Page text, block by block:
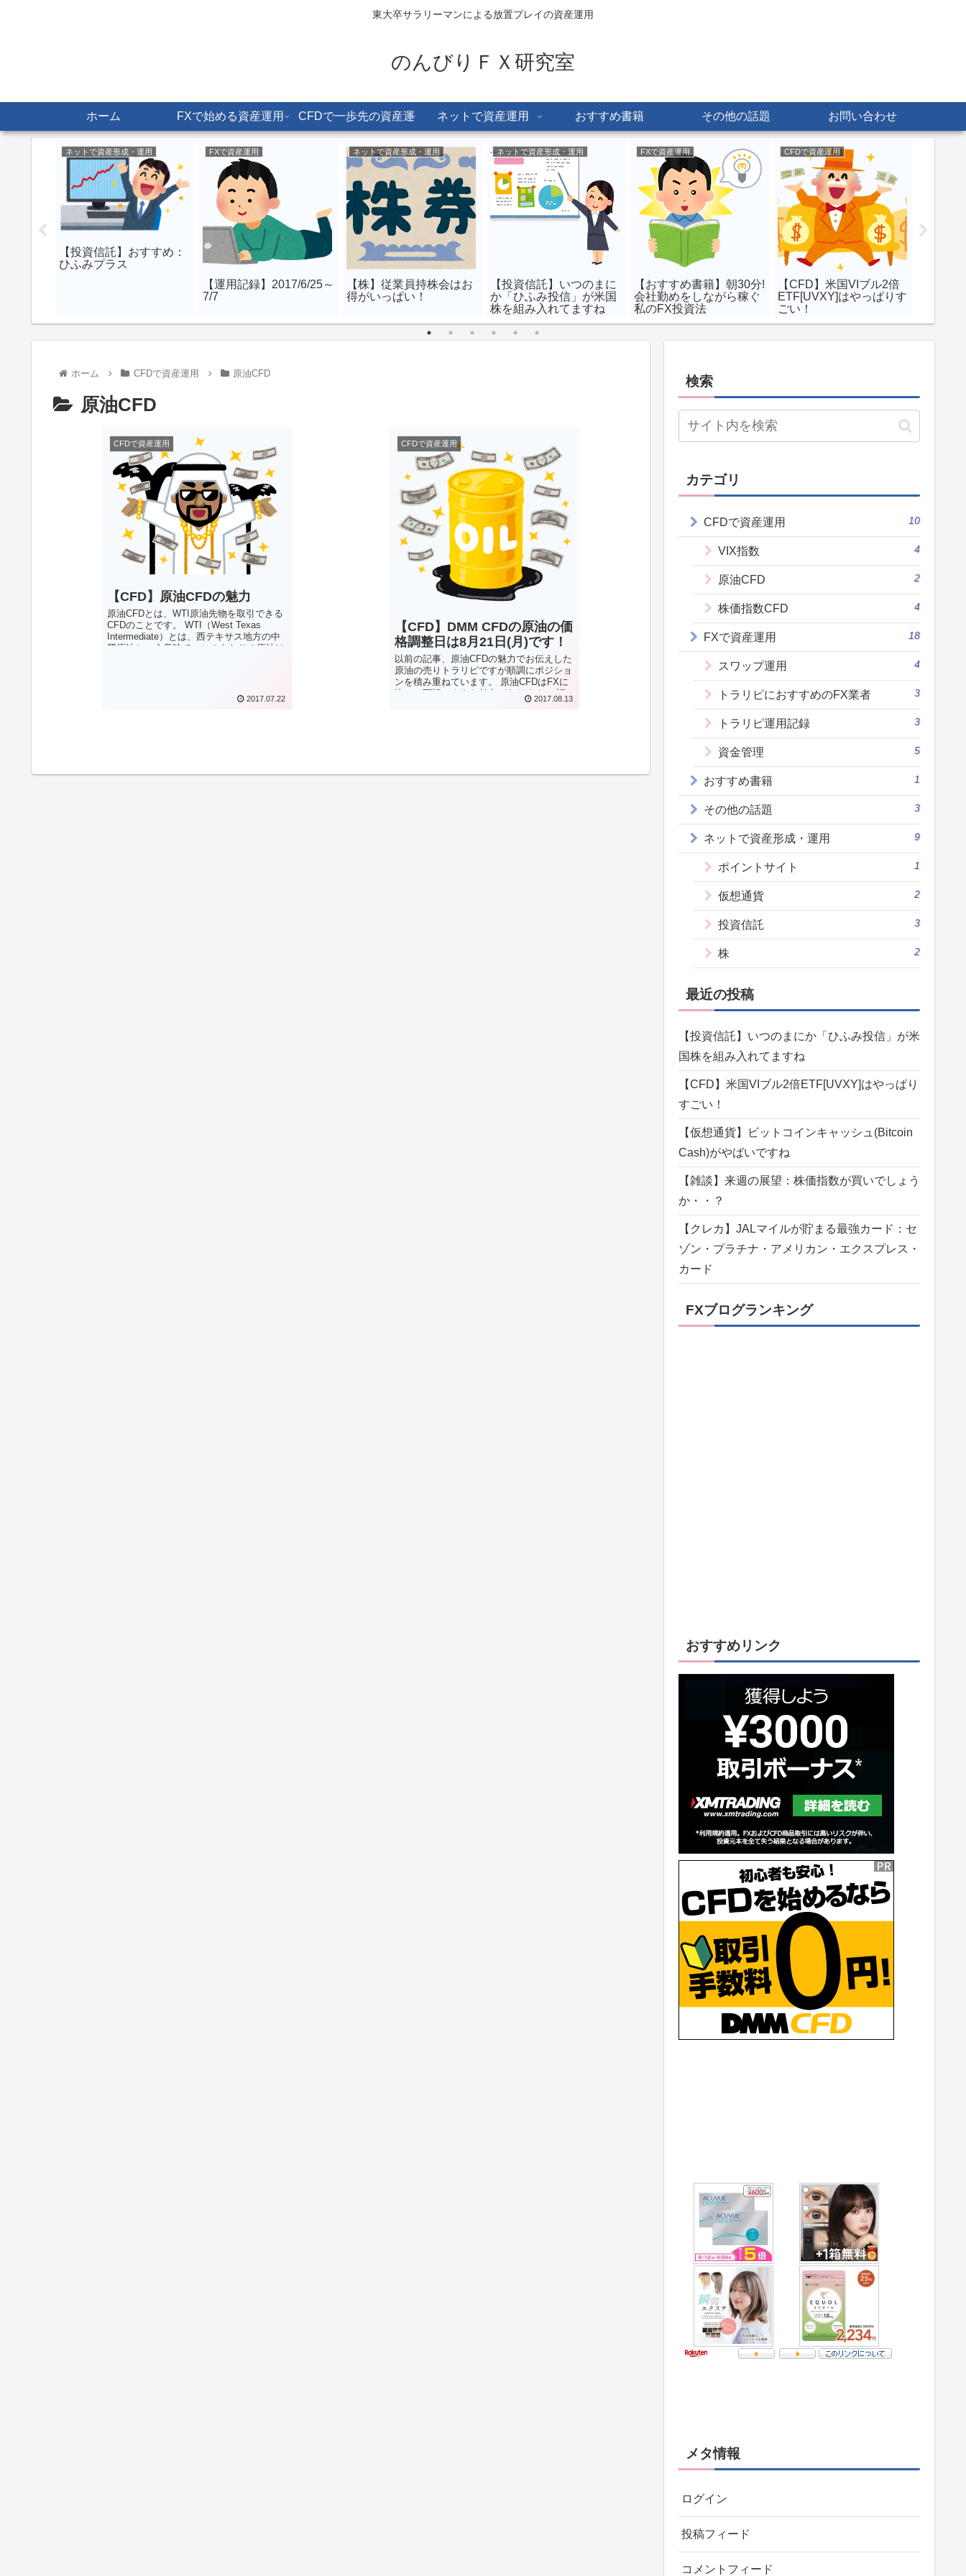
東大卒サラリーマンによる放置プレイの資産運用
のんびりＦＸ研究室
ホーム FXで始める資産運用 CFDで一歩先の資産運
用
ネットで資産運用 おすすめ書籍 その他の話題 お問い合わせ
ネットで資産形成・運用
【投資信託】おすすめ：
ひふみプラス
FXで資産運用
【運用記録】2017/6/25～
7/7
ネットで資産形成・運用
【株】従業員持株会はお
得がいっぱい！
ネットで資産形成・運用
【投資信託】いつのまに
か「ひふみ投信」が米国
株を組み入れてますね
FXで資産運用
【おすすめ書籍】朝30分!
会社勤めをしながら稼ぐ
私のFX投資法
CFDで資産運用
【CFD】米国VIブル2倍
ETF[UVXY]はやっぱりす
ごい！
ホーム CFDで資産運用 原油CFD
原油CFD
CFDで資産運用
【CFD】原油CFDの魅力
原油CFDとは、WTI原油先物を取引できる
CFDのことです。 WTI（West Texas
Intermediate）とは、西テキサス地方の中
質原油という意味で、このあたりの原油は
がありますが、WTI原油は取引量と市場参
2017.07.22
CFDで資産運用
【CFD】DMM CFDの原油の価
格調整日は8月21日(月)です！
以前の記事、原油CFDの魅力でお伝えした
原油の売りトラリピですが順調にポジショ
ンを積み重ねています。 原油CFDはFXに
比べて下記のような魅力があります。 証
拠金が小さく、ボラティリティ（価格変
2017.08.13
検索
カテゴリ
CFDで資産運用 10
VIX指数 4
原油CFD 2
株価指数CFD 4
FXで資産運用 18
スワップ運用 4
トラリピにおすすめのFX業者 3
トラリピ運用記録 3
資金管理 5
おすすめ書籍 1
その他の話題 3
ネットで資産形成・運用 9
ポイントサイト 1
仮想通貨 2
投資信託 3
株 2
最近の投稿
【投資信託】いつのまにか「ひふみ投信」が米
国株を組み入れてますね
【CFD】米国VIブル2倍ETF[UVXY]はやっぱり
すごい！
【仮想通貨】ビットコインキャッシュ(Bitcoin
Cash)がやばいですね
【雑談】来週の展望：株価指数が買いでしょう
か・・？
【クレカ】JALマイルが貯まる最強カード：セ
ゾン・プラチナ・アメリカン・エクスプレス・
カード
FXブログランキング
おすすめリンク
メタ情報
ログイン
投稿フィード
コメントフィード